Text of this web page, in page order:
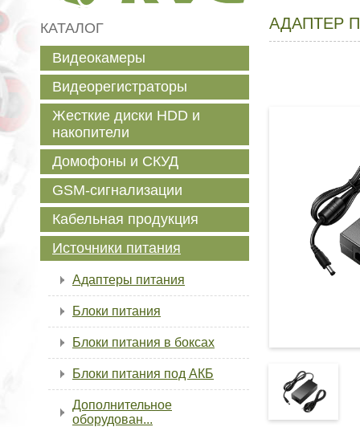
АДАПТЕР
КАТАЛОГ
Видеокамеры
Видеорегистраторы
Жесткие диски HDD и
накопители
Домофоны и СКУД
GSM-сигнализации
Кабельная продукция
Источники питания
Адаптеры питания
Блоки питания
Блоки питания в боксах
Блоки питания под АКБ
Дополнительное
оборудован...